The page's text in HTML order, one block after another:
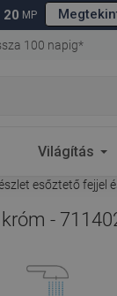
19 MP
100 napig*
Világítás
esőztető fejjel
-